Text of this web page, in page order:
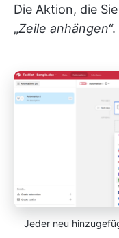
Die Aktion, die
„Zeile anhängen“.
Jeder neu